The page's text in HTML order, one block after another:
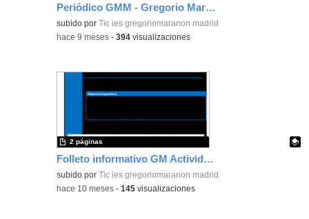
Periódico GMM - Gregorio Marañón Monthly - Septiembre
Contenido educativo.
subido porTic ies gregoriomaranon madrid
-hace 9 meses -394 visualizaciones
Folleto informativo GM Actividades Comerciales -- IESGM
Contenido educativo.
subido porTic ies gregoriomaranon madrid
2 páginas
-hace 10 meses -145 visualizaciones